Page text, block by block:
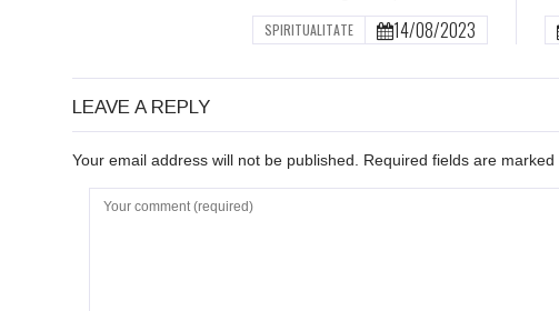
14/08/2023
SPIRITUALITATE
LEAVE A REPLY
Your email address will not be published. Required fields are marked